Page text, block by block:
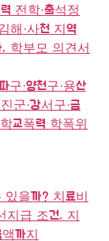
전학·출석정
해·사천 지역
, 학부모 의견서
구·양천구·용산
군·강서구·금
교폭력 학폭위
을까? 치료비
급 조건, 지
까지